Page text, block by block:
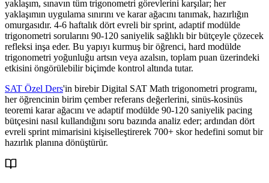
yaklaşım, sınavın tüm trigonometri görevlerini karşılar; her
yaklaşımın uygulama sınırını ve karar ağacını tanımak, hazırlığın
omurgasıdır. 4-6 haftalık dört evreli bir sprint, adaptif modülde
trigonometri sorularını 90-120 saniyelik sağlıklı bir bütçeyle çözecek
refleksi inşa eder. Bu yapıyı kurmuş bir öğrenci, hard modülde
trigonometri yoğunluğu artsın veya azalsın, toplam puan üzerindeki
etkisini öngörülebilir biçimde kontrol altında tutar.
SAT Özel Ders'in birebir Digital SAT Math trigonometri programı,
her öğrencinin birim çember referans değerlerini, sinüs-kosinüs
teoremi karar ağacını ve adaptif modülde 90-120 saniyelik pacing
bütçesini nasıl kullandığını soru bazında analiz eder; ardından dört
evreli sprint mimarisini kişiselleştirerek 700+ skor hedefini somut bir
hazırlık planına dönüştürür.